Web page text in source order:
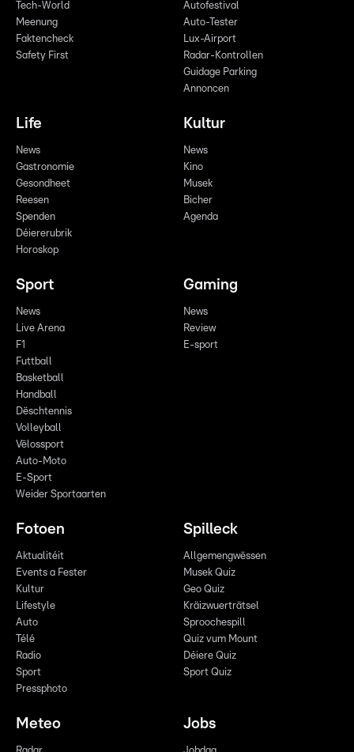
Tech-World
Meenung
Faktencheck
Safety First
Autofestival
Auto-Tester
Lux-Airport
Radar-Kontrollen
Guidage Parking
Annoncen
Life
News
Gastronomie
Gesondheet
Reesen
Spenden
Déiererubrik
Horoskop
Kultur
News
Kino
Musek
Bicher
Agenda
Sport
News
Live Arena
F1
Futtball
Basketball
Handball
Dëschtennis
Volleyball
Vëlossport
Auto-Moto
E-Sport
Weider Sportaarten
Gaming
News
Review
E-sport
Fotoen
Aktualitéit
Events a Fester
Kultur
Lifestyle
Auto
Télé
Radio
Sport
Pressphoto
Spilleck
Allgemengwëssen
Musek Quiz
Geo Quiz
Kräizwuerträtsel
Sproochespill
Quiz vum Mount
Déiere Quiz
Sport Quiz
Meteo Jobs